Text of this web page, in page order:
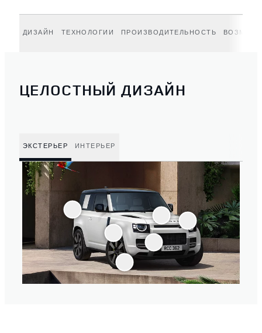
ДИЗАЙН ТЕХНОЛОГИИ ПРОИЗВОДИТЕЛЬНОСТЬ
ЦЕЛОСТНЫЙ ДИЗАЙН
ЭКСТЕРЬЕР ИНТЕРЬЕР